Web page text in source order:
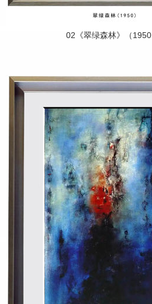
02《翠绿森林》（